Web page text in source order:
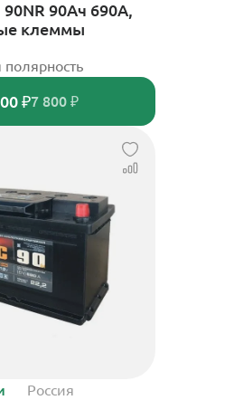
90NR 90Ач 690А,
клеммы
полярность
₽7 800 ₽
Россия